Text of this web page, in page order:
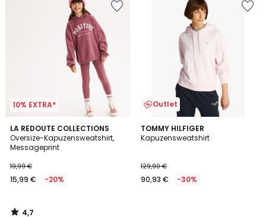
10% EXTRA*
LA REDOUTE COLLECTIONS
Oversize-Kapuzensweatshirt,
Messageprint
19,99 €
15,99 € -20%
4,7
/ 5
4,7
Outlet
TOMMY HILFIGER
Kapuzensweatshirt
129,90 €
90,93 € -30%